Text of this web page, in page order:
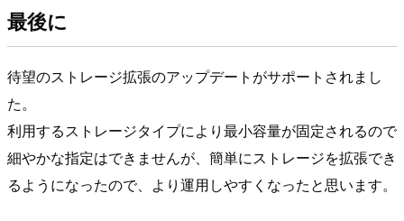
最後に
待望のストレージ拡張のアップデートがサポートされまし
た。
利用するストレージタイプにより最小容量が固定されるので
細やかな指定はできませんが、簡単にストレージを拡張でき
るようになったので、より運用しやすくなったと思います。